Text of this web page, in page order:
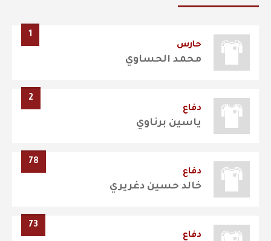
1
حارس
محمد الحساوي
2
دفاع
ياسين برناوي
78
دفاع
خالد حسين دغريري
73
دفاع